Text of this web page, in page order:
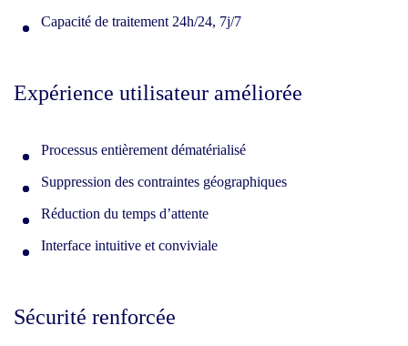
Capacité de traitement 24h/24, 7j/7
Expérience utilisateur améliorée
Processus entièrement dématérialisé
Suppression des contraintes géographiques
Réduction du temps d’attente
Interface intuitive et conviviale
Sécurité renforcée